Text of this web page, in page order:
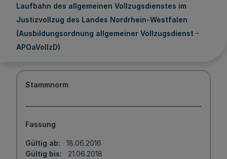
Laufbahn des allgemeinen Vollzugsdienstes im
Justizvollzug des Landes Nordrhein-Westfalen
(Ausbildungsordnung allgemeiner Vollzugsdienst -
APOaVollzD)
Stammnorm
Fassung
Gültig ab
18.06.2016
Gültig bis
21.06.2018